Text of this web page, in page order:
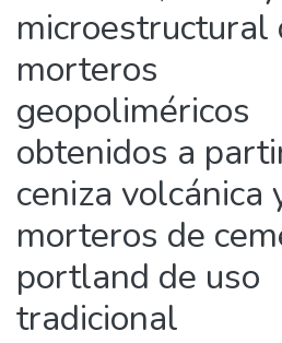
microestructural
morteros
geopoliméricos
obtenidos a
ceniza volcánica
morteros de
portland de uso
tradicional